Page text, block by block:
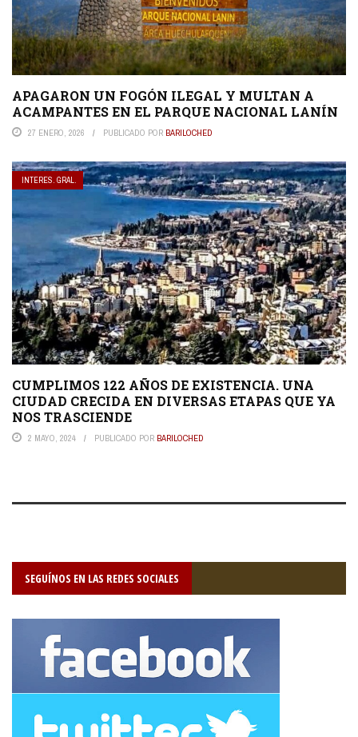
APAGARON UN FOGÓN ILEGAL Y MULTAN A
ACAMPANTES EN EL PARQUE NACIONAL LANÍN
27 ENERO, 2026 PUBLICADO POR BARILOCHED
INTERES. GRAL.
CUMPLIMOS 122 AÑOS DE EXISTENCIA. UNA
CIUDAD CRECIDA EN DIVERSAS ETAPAS QUE YA
NOS TRASCIENDE
2 MAYO, 2024 PUBLICADO POR BARILOCHED
SEGUÍNOS EN LAS REDES SOCIALES